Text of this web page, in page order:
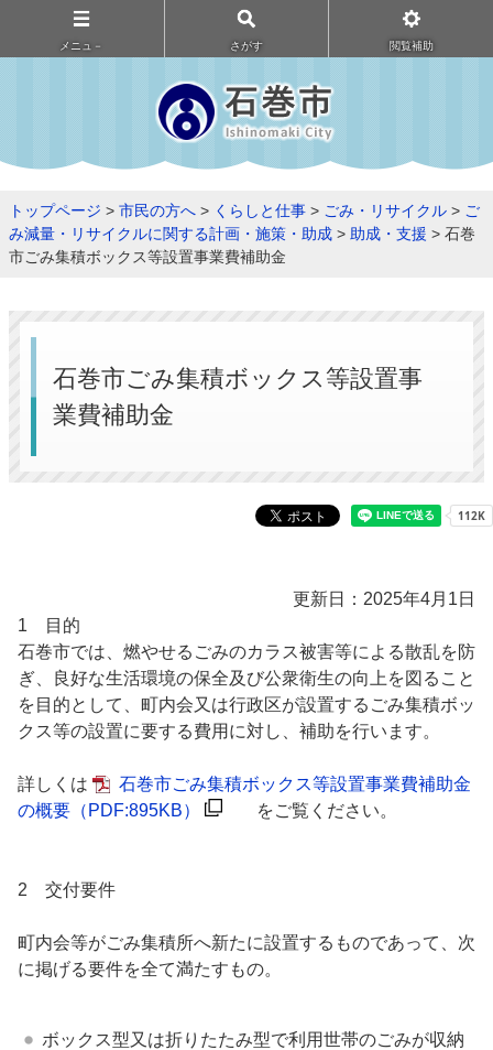
メニュ－ さがす 閲覧補助
トップページ > 市民の方へ > くらしと仕事 > ごみ・リサイクル > ご
み減量・リサイクルに関する計画・施策・助成 > 助成・支援 > 石巻
市ごみ集積ボックス等設置事業費補助金
石巻市ごみ集積ボックス等設置事
業費補助金
更新日：2025年4月1日
1 目的
石巻市では、燃やせるごみのカラス被害等による散乱を防
ぎ、良好な生活環境の保全及び公衆衛生の向上を図ること
を目的として、町内会又は行政区が設置するごみ集積ボッ
クス等の設置に要する費用に対し、補助を行います。
詳しくは
石巻市ごみ集積ボックス等設置事業費補助金
の概要 （PDF:895KB） をご覧ください。
2 交付要件
町内会等がごみ集積所へ新たに設置するものであって、次
に掲げる要件を全て満たすもの。
ボックス型又は折りたたみ型で利用世帯のごみが収納